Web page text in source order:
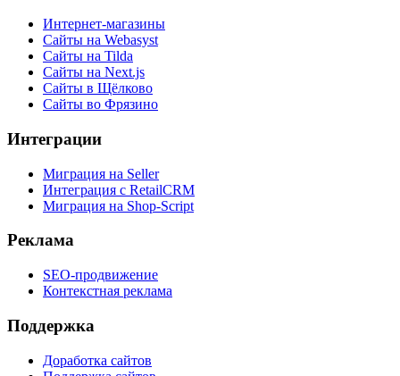
Интернет-магазины
Сайты на Webasyst
Сайты на Tilda
Сайты на Next.js
Сайты в Щёлково
Сайты во Фрязино
Интеграции
Миграция на Seller
Интеграция с RetailCRM
Миграция на Shop-Script
Реклама
SEO-продвижение
Контекстная реклама
Поддержка
Доработка сайтов